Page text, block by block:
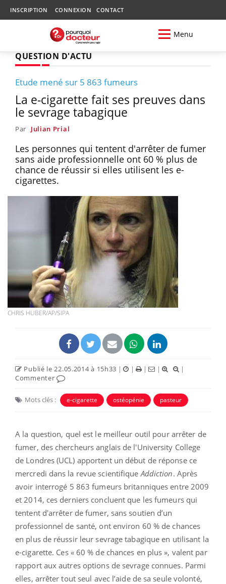
INSCRIPTION CONNEXION CONTACT
Menu
QUESTION D'ACTU
Etude mené sur 5 863 fumeurs
La e-cigarette fait ses preuves dans
le sevrage tabagique
Par Julian Prial
Les personnes qui tentent d'arrêter de fumer
sans aide professionnelle ont 60 % plus de
chance de réussir si elles utilisent les e-
cigarettes.
CHRIS HUBER/AP/SIPA
Publié le 22.05.2014 à 15h33 | | | |
|
Commenter
Mots clés : e-cigarette ostéopénie pasteur
A la question, quel est le meilleur outil pour arrêter de
fumer, des chercheurs anglais de l'University College
de Londres (UCL) apportent un début de réponse ce
mercredi dans la revue scientifique Addiction. Après
avoir interrogé 5 863 fumeurs britanniques entre 2009
et 2014, ces derniers concluent que les fumeurs qui
tentent d'arrêter de fumer, sans soutien d’un
professionnel de santé, ont environ 60 % de chances
en plus de réussir leur sevrage tabagique en utilisant la
e-cigarette. Ces « 60 % de chances en plus », valent par
rapport aux autres options de sevrage connues. Parmi
elles, arrêter tout seul avec l’aide de sa seule volonté,